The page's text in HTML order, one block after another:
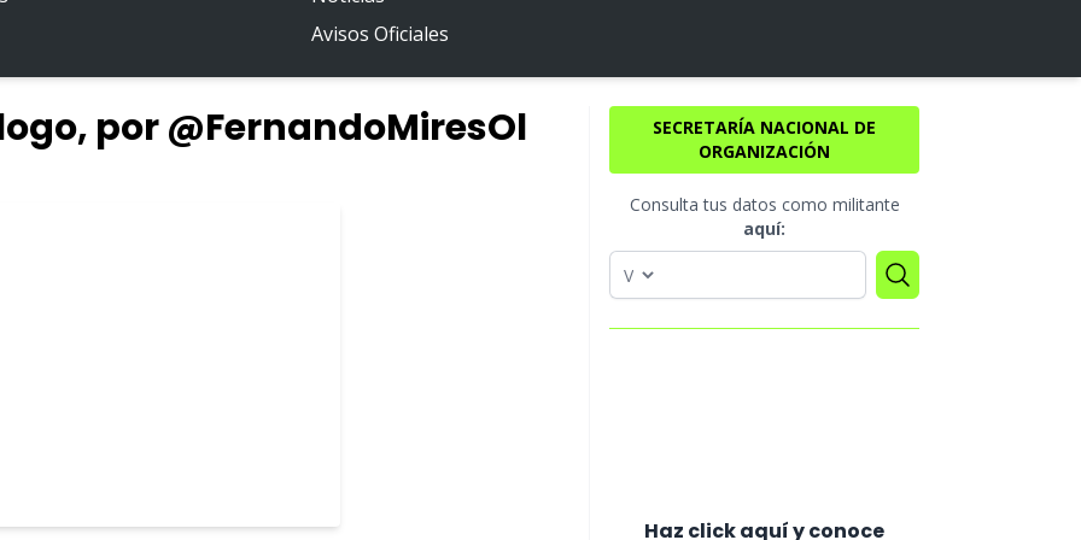
Avisos Oficiales
por @FernandoMiresOl
SECRETARÍA NACIONAL DE
ORGANIZACIÓN
Consulta tus datos como militante
aquí:
Haz click aquí y conoce